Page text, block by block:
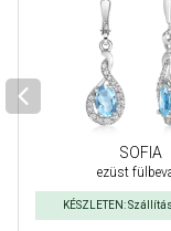
SOFIA
ezüst
KÉSZLETEN: